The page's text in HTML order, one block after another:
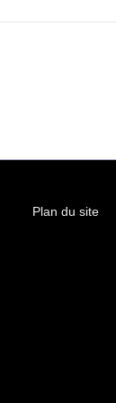
Plan du site